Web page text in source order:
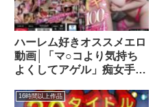
ハーレム好きオススメエロ
動画│「マ○コより気持ち
よくしてアゲル」痴女手コ
BEST4cjob00152
16時間以上作品